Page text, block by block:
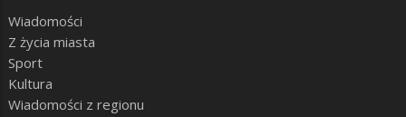
Wiadomości
Z życia miasta
Sport
Kultura
Wiadomości z regionu